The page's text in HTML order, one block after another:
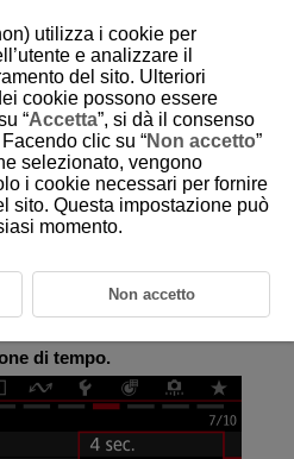
funzionamento del timer misurazione
del valore
che è stato attivato da un'azione, ad
misurazione] ( ,
).
di tempo.
utilizza i cookie per
e analizzare il
del sito. Ulteriori
cookie possono essere
“Accetta”, si dà il consenso
clic su “Non accetto”
selezionato, vengono
i cookie necessari per fornire
sito. Questa impostazione può
momento.
Non accetto